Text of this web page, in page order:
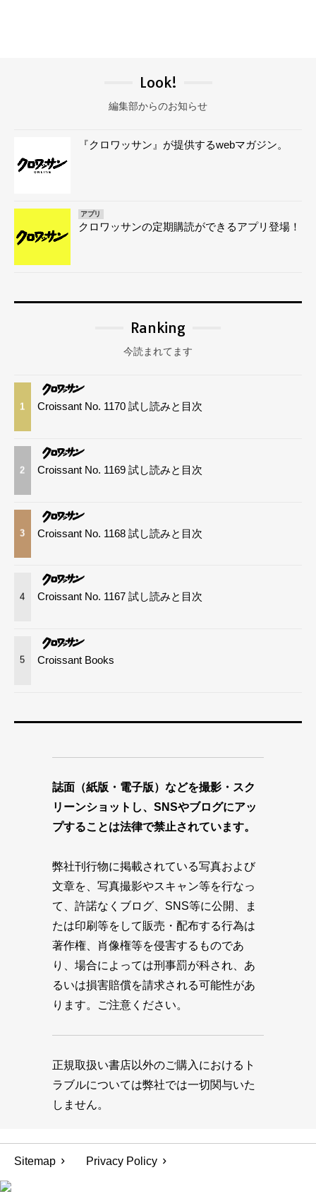
Look!
編集部からのお知らせ
『クロワッサン』が提供するwebマガジン。
アプリ
クロワッサンの定期購読ができるアプリ登場！
Ranking
今読まれてます
1 Croissant No. 1170 試し読みと目次
2 Croissant No. 1169 試し読みと目次
3 Croissant No. 1168 試し読みと目次
4 Croissant No. 1167 試し読みと目次
5 Croissant Books
誌面（紙版・電子版）などを撮影・スク
リーンショットし、SNSやブログにアッ
プすることは法律で禁止されています。
弊社刊行物に掲載されている写真および
文章を、写真撮影やスキャン等を行なっ
て、許諾なくブログ、SNS等に公開、ま
たは印刷等をして販売・配布する行為は
著作権、肖像権等を侵害するものであ
り、場合によっては刑事罰が科され、あ
るいは損害賠償を請求される可能性があ
ります。ご注意ください。
正規取扱い書店以外のご購入におけるト
ラブルについては弊社では一切関与いた
しません。
Sitemap Privacy Policy